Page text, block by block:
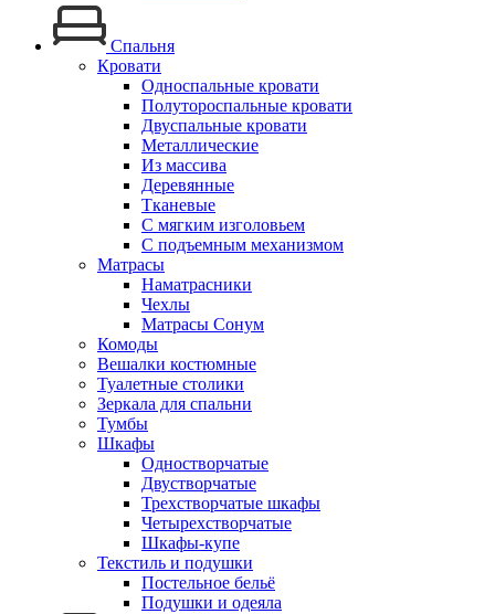
Спальня
Кровати
Односпальные кровати
Полутороспальные кровати
Двуспальные кровати
Металлические
Из массива
Деревянные
Тканевые
С мягким изголовьем
С подъемным механизмом
Матрасы
Наматрасники
Чехлы
Матрасы Сонум
Комоды
Вешалки костюмные
Туалетные столики
Зеркала для спальни
Тумбы
Шкафы
Одностворчатые
Двустворчатые
Трехстворчатые шкафы
Четырехстворчатые
Шкафы-купе
Текстиль и подушки
Постельное бельё
Подушки и одеяла